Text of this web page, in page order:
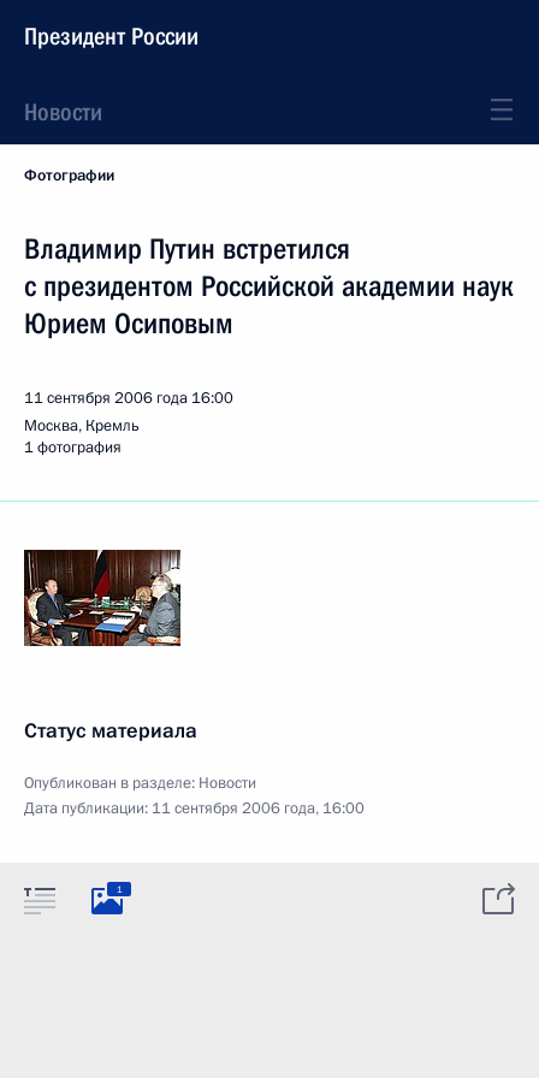
Президент России
Новости
Фотографии
Владимир Путин встретился
с президентом Российской академии наук
Юрием Осиповым
11 сентября 2006 года 16:00
Москва, Кремль
1 фотография
Статус материала
Опубликован в разделе: Новости
Дата публикации: 11 сентября 2006 года, 16:00
1